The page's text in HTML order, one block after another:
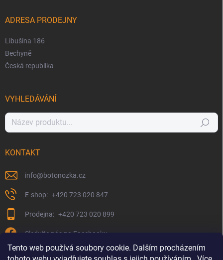
Tento web používá soubory cookie. Dalším procházením
ADRESA PRODEJNY
Libušina 186
Bechyně
Česká republika
VYHLEDÁVÁNÍ
Hledat
KONTAKT
info@botonozka.cz
+420 723 020 847
+420 723 020 899
Sledujte nás na Facebooku